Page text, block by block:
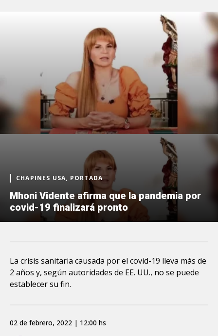
CHAPINES USA, PORTADA
Mhoni Vidente afirma que la pandemia por
covid-19 finalizará pronto
La crisis sanitaria causada por el covid-19 lleva más de
2 años y, según autoridades de EE. UU., no se puede
establecer su fin.
02 de febrero, 2022 | 12:00 hs